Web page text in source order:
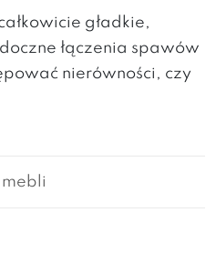
gładkie,
łączenia spawów
nierówności, czy
mebli